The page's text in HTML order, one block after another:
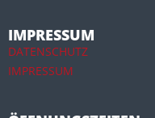
IMPRESSUM
DATENSCHUTZ
IMPRESSUM